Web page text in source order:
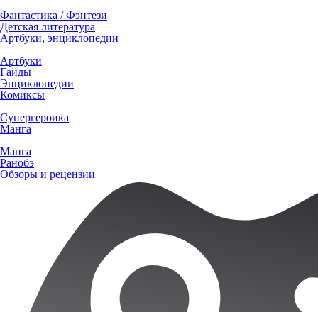
Фантастика / Фэнтези
Детская литература
Артбуки, энциклопедии
Артбуки
Гайды
Энциклопедии
Комиксы
Супергероика
Манга
Манга
Ранобэ
Обзоры и рецензии